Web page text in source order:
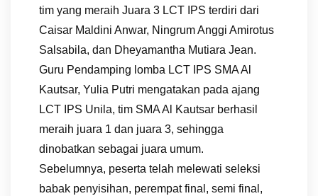
tim yang meraih Juara 3 LCT IPS terdiri dari
Caisar Maldini Anwar, Ningrum Anggi Amirotus
Salsabila, dan Dheyamantha Mutiara Jean.
Guru Pendamping lomba LCT IPS SMA Al
Kautsar, Yulia Putri mengatakan pada ajang
LCT IPS Unila, tim SMA Al Kautsar berhasil
meraih juara 1 dan juara 3, sehingga
dinobatkan sebagai juara umum.
Sebelumnya, peserta telah melewati seleksi
babak penyisihan, perempat final, semi final,